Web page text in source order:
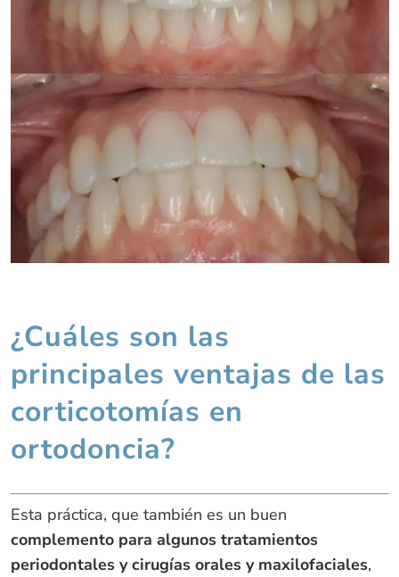
¿Cuáles son las
principales ventajas de las
corticotomías en
ortodoncia?
Esta práctica, que también es un buen
complemento para algunos tratamientos
periodontales y cirugías orales y maxilofaciales,